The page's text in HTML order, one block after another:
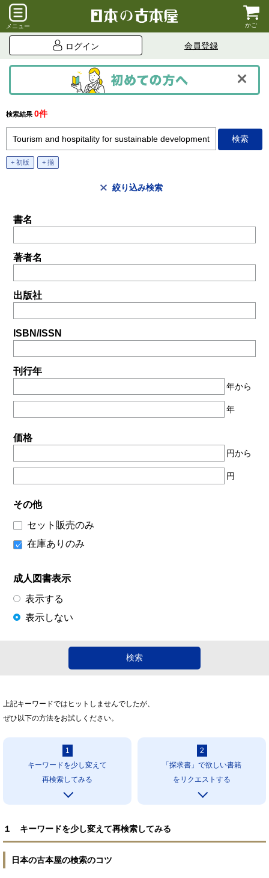
メニュー かご
ログイン 会員登録
検索結果 0件
+ 初版 + 揃
絞り込み検索
書名
著者名
出版社
ISBN/ISSN
刊行年
年から
年
価格
円から
円
その他
セット販売のみ
在庫ありのみ
成人図書表示
表示する
表示しない
上記キーワードではヒットしませんでしたが、
ぜひ以下の方法をお試しください。
1
キーワードを少し変えて
再検索してみる
2
「探求書」で欲しい書籍
をリクエストする
１ キーワードを少し変えて再検索してみる
日本の古本屋の検索のコツ